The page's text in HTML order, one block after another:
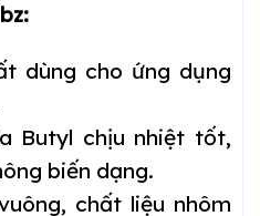
dùng cho ứng dụng
Butyl chịu nhiệt tốt,
biến dạng.
chất liệu nhôm